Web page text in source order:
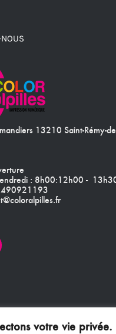
votre vie privée.
13210 Saint-Rémy-
: 8h00:12h00 -